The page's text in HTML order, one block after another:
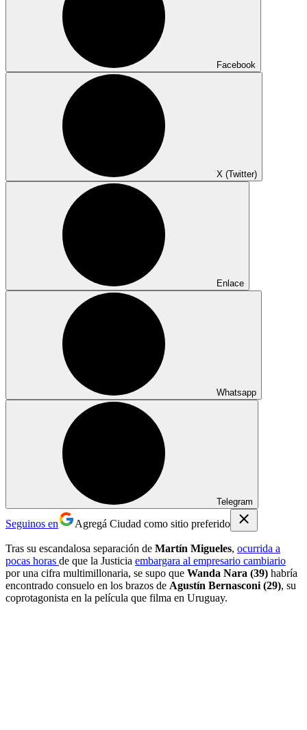
Facebook
X (Twitter)
Enlace
Whatsapp
Telegram
Seguinos en Agregá Ciudad como sitio preferido
Tras su escandalosa separación de Martín Migueles, ocurrida a
pocas horas de que la Justicia embargara al empresario cambiario
por una cifra multimillonaria, se supo que Wanda Nara (39) habría
encontrado consuelo en los brazos de Agustín Bernasconi (29), su
coprotagonista en la película que filma en Uruguay.